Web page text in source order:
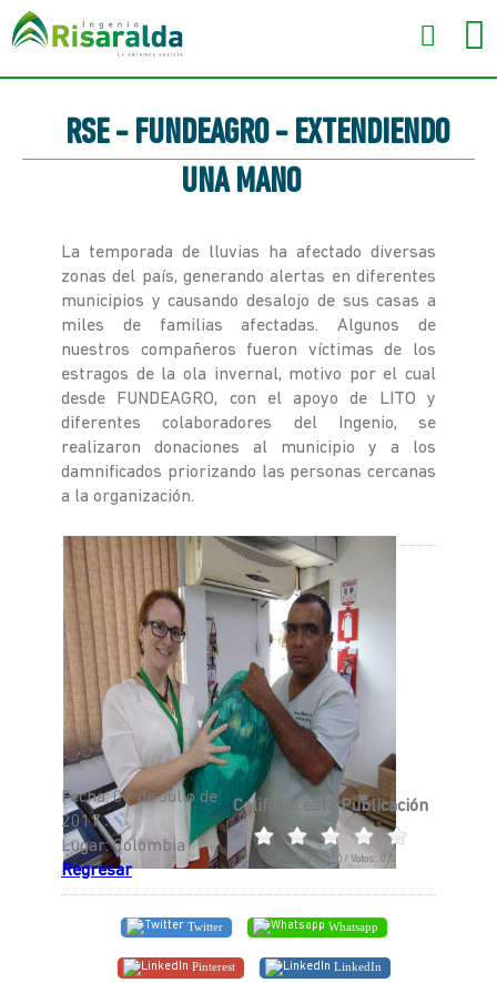
RSE - FUNDEAGRO - EXTENDIENDO
UNA MANO
La temporada de lluvias ha afectado diversas
zonas del país, generando alertas en diferentes
municipios y causando desalojo de sus casas a
miles de familias afectadas. Algunos de
nuestros compañeros fueron víctimas de los
estragos de la ola invernal, motivo por el cual
desde FUNDEAGRO, con el apoyo de LITO y
diferentes colaboradores del Ingenio, se
realizaron donaciones al municipio y a los
damnificados priorizando las personas cercanas
a la organización.
Fecha: 07 de Julio de
2017
Lugar: Colombia
Regresar
Califique esta Publicación
Puntuación: 0 / Votos: 0
Twitter Whatsapp
Pinterest LinkedIn